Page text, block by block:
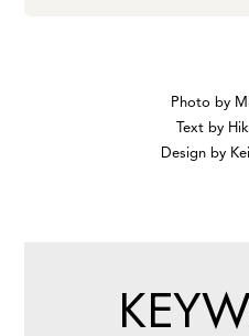
Photo by
Text by
Design by